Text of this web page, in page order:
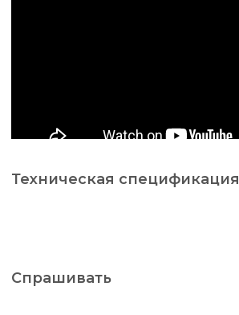
Техническая спецификация
Спрашивать